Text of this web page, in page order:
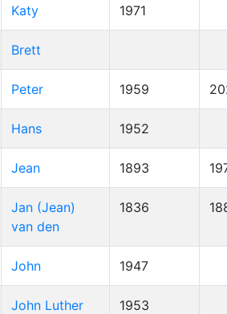
Katy 1971
Brett
Peter 1959
Hans 1952
Jean 1893
Jan (Jean)
van den
1836
John 1947
John Luther 1953